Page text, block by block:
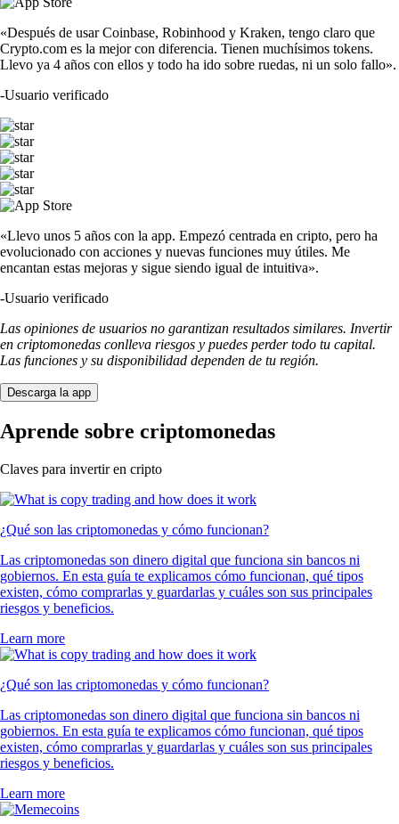
«Después de usar Coinbase, Robinhood y Kraken, tengo claro que
Crypto.com es la mejor con diferencia. Tienen muchísimos tokens.
Llevo ya 4 años con ellos y todo ha ido sobre ruedas, ni un solo fallo».
-Usuario verificado
«Llevo unos 5 años con la app. Empezó centrada en cripto, pero ha
evolucionado con acciones y nuevas funciones muy útiles. Me
encantan estas mejoras y sigue siendo igual de intuitiva».
-Usuario verificado
Las opiniones de usuarios no garantizan resultados similares. Invertir
en criptomonedas conlleva riesgos y puedes perder todo tu capital.
Las funciones y su disponibilidad dependen de tu región.
Descarga la app
Aprende sobre criptomonedas
Claves para invertir en cripto
¿Qué son las criptomonedas y cómo funcionan?
Las criptomonedas son dinero digital que funciona sin bancos ni
gobiernos. En esta guía te explicamos cómo funcionan, qué tipos
existen, cómo comprarlas y guardarlas y cuáles son sus principales
riesgos y beneficios.
Learn more
¿Qué son las criptomonedas y cómo funcionan?
Las criptomonedas son dinero digital que funciona sin bancos ni
gobiernos. En esta guía te explicamos cómo funcionan, qué tipos
existen, cómo comprarlas y guardarlas y cuáles son sus principales
riesgos y beneficios.
Learn more